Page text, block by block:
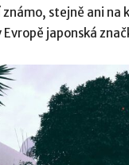
stejně ani na
japonská